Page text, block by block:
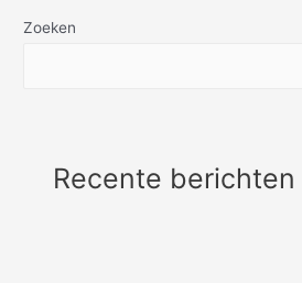
Zoeken
Recente berichten